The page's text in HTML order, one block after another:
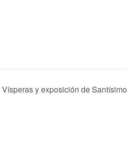
Vísperas y exposición de Santísimo